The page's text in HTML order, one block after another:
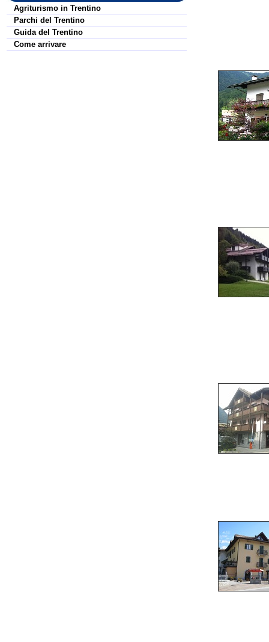
Agriturismo in Trentino
Parchi del Trentino
Guida del Trentino
Come arrivare